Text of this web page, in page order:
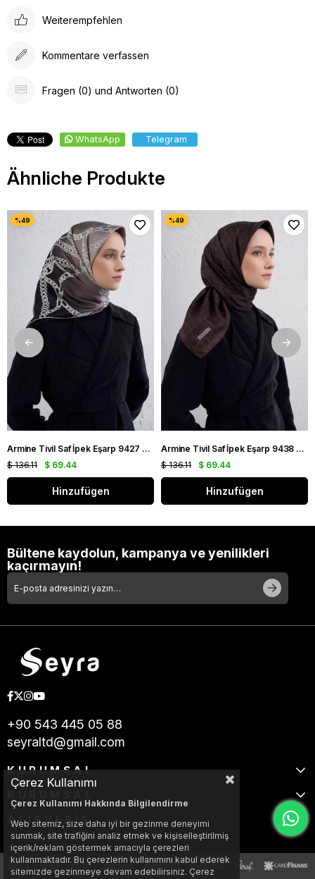
Weiterempfehlen
Kommentare verfassen
Fragen (0) und Antworten (0)
WhatsApp Telegram
Ähnliche Produkte
Armine Tivil Saf İpek Eşarp 9427 - 82 Siyah Karışık Desen
$ 69.44
$ 136.11
Hinzufügen
Armine Tivil Saf İpek Eşarp 9438 - 51 Kahverengi Karışık Desen
$ 69.44
$ 136.11
Hinzufügen
Bültene kaydolun, kampanya ve yenilikleri
kaçırmayın!
+90 543 445 05 88
seyraltd@gmail.com
KURUMSAL
ALIŞVERİŞ
Çerez Kullanımı
Çerez Kullanımı Hakkında Bilgilendirme
Web sitemiz, size daha iyi bir gezinme deneyimi
sunmak, site trafiğini analiz etmek ve kişiselleştirilmiş
içerik/reklam göstermek amacıyla çerezleri
kullanmaktadır. Bu çerezlerin kullanımını kabul ederek
sitemizde gezinmeye devam edebilirsiniz. Çerez